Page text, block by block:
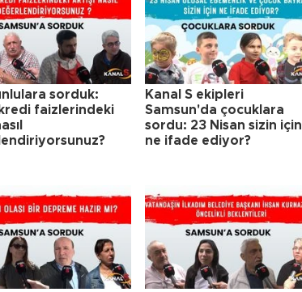
sorduk:
faizlerindeki
Kanal S ekipleri
Samsun'da çocuklara
sordu: 23 Nisan sizin için
ne ifade ediyor?